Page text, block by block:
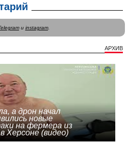
и instagram.
АРХИВ
а дрон начал
новые
на фермера из
Херсоне (видео)